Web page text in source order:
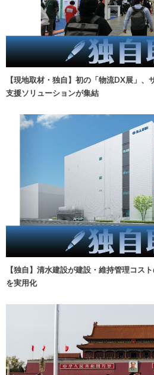
【現地取材・独自】初の「物流DX展」
支援ソリューションが集結
【独自】清水建設が建設・維持管理コス
を実用化